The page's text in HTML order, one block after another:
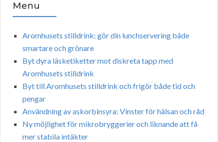
Menu
Aromhusets stilldrink: gör din lunchservering både
smartare och grönare
Byt dyra läsketiketter mot diskreta tapp med
Aromhusets stilldrink
Byt till Aromhusets stilldrink och frigör både tid och
pengar
Användning av askorbinsyra: Vinster för hälsan och råd
Ny möjlighet för mikrobryggerier och liknande att få
mer stabila intäkter